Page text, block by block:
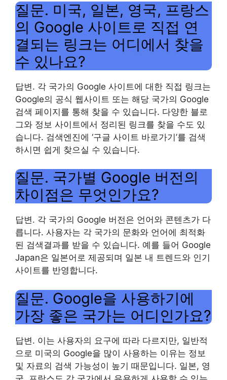
질문. 미국, 일본, 영국, 프랑스
의 Google 사이트로 직접 연
결되는 링크는 어디에서 찾을
수 있나요?
답변. 각 국가의 Google 사이트에 대한 직접 링크는
Google의 공식 웹사이트 또는 해당 국가의 Google
검색 페이지를 통해 찾을 수 있습니다. 다양한 블로
그와 정보 사이트에서 정리된 링크를 찾을 수도 있
습니다. 검색엔진에 ‘구글 사이트 바로가기’를 검색
하시면 쉽게 찾으실 수 있습니다.
질문. 국가별 Google 버전의
차이점은 무엇인가요?
답변. 각 국가의 Google 버전은 언어와 콘텐츠가 다
릅니다. 사용자는 각 국가의 문화와 언어에 최적화
된 검색결과를 받을 수 있습니다. 예를 들어 Google
Japan은 일본어로 제공되며 일본 내 트렌드와 인기
사이트를 반영합니다.
질문. Google을 사용하기에
가장 좋은 국가는 어디인가요?
답변. 이는 사용자의 요구에 따라 다르지만, 일반적
으로 미국의 Google을 많이 사용하는 이유는 정보
및 자료의 검색 가능성이 높기 때문입니다. 일본, 영